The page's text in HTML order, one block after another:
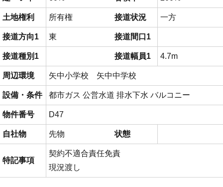
土地権利 所有権 接道状況 一方
接道方向1 東 接道間口1
接道種別1 接道幅員1 4.7m
周辺環境 矢中小学校 矢中中学校
設備・条件 都市ガス 公営水道 排水下水 バルコニー
物件番号 D47
自社物 先物 状態
特記事項
契約不適合責任免責
現況渡し